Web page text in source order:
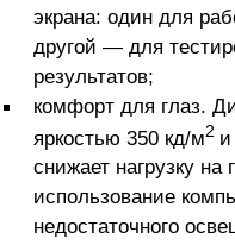
экрана: один для
другой — для
результатов;
комфорт для глаз.
яркостью 350 кд/м2
снижает нагрузку на
использование
недостаточного